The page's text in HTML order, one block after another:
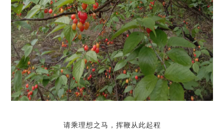
请乘理想之马，挥鞭从此起程